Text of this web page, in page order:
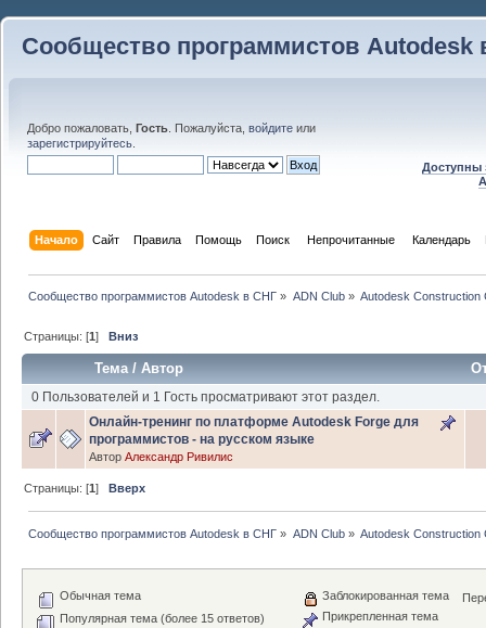
Сообщество программистов Autodesk
Добро пожаловать, Гость . Пожалуйста, войдите или
зарегистрируйтесь
Доступны
Начало Сайт Правила Помощь Поиск Непрочитанные Календарь
Сообщество программистов Autodesk в СНГ » ADN Club» Autodesk Construction
Страницы: [1]Вниз
Тема/Автор
0 Пользователей и 1 Гость просматривают этот раздел.
Онлайн-тренинг по платформе Autodesk Forge для
программистов - на русском языке
Автор Александр Ривилис
Страницы: [1]Вверх
Сообщество программистов Autodesk в СНГ » ADN Club» Autodesk Construction
Обычная тема
Популярная тема (более 15 ответов)
Заблокированная тема
Прикрепленная тема